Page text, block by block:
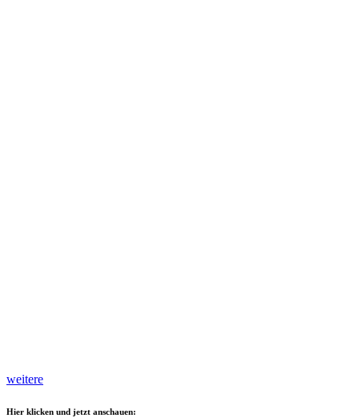
weitere
Hier klicken und jetzt anschauen: